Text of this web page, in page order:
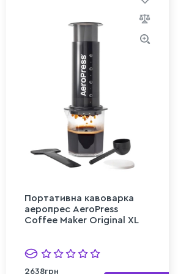
Портативна кавоварка
аеропрес AeroPress
Coffee Maker Original XL
2638грн